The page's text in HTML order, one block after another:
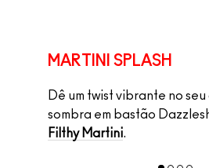
MARTINI SPLASH
Dê um twist vibrante no seu
sombra em bastão
Filthy Martini.